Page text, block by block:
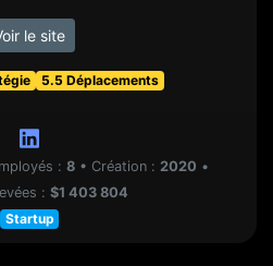
le site
5.5 Déplacements
: 8 • Création : 2020 •
: $1 403 804
Startup